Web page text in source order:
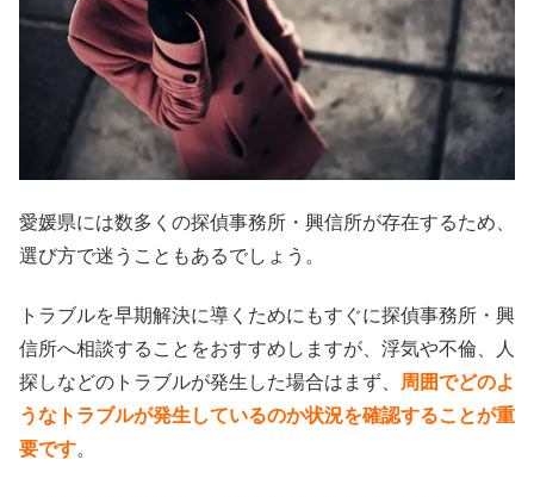
愛媛県には数多くの探偵事務所・興信所が存在するため、
選び方で迷うこともあるでしょう。
トラブルを早期解決に導くためにもすぐに探偵事務所・興
信所へ相談することをおすすめしますが、浮気や不倫、人
探しなどのトラブルが発生した場合はまず、 周囲でどのよ
うなトラブルが発生しているのか状況を確認することが重
要です。